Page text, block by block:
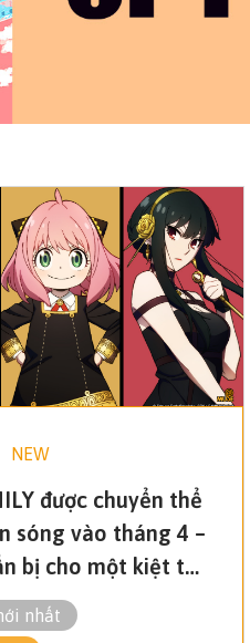
NEW
được chuyển thể
sóng vào tháng 4 –
bị cho một kiệt tác
chuyển cả thế
2022
nhất